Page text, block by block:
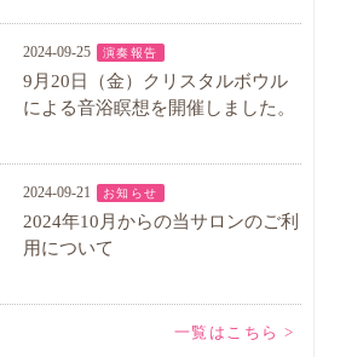
2024-09-25 演奏報告
9月20日（金）クリスタルボウル
による音浴瞑想を開催しました。
2024-09-21 お知らせ
2024年10月からの当サロンのご利
用について
一覧はこちら >